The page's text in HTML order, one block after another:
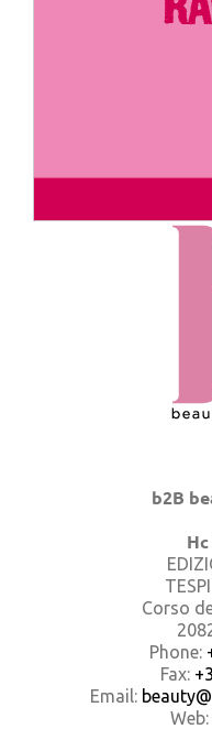
b2B
Corso
Phone:
Fax:
Email:
Web: